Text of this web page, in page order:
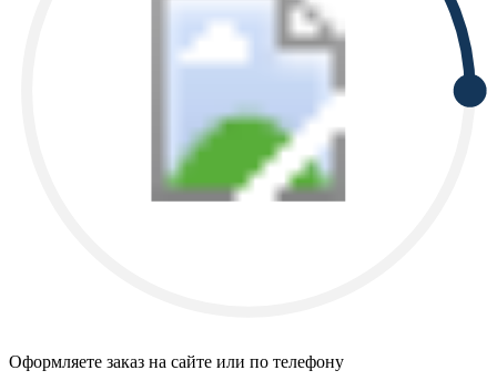
Оформляете заказ на сайте или по телефону